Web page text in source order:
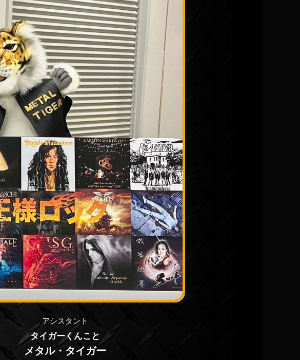
4月1日更新
月11日更新
月26日更新
月16日更新
月31日更新
月19日更新
月12日更新
月7日更新
月22日更新
月20日更新
月13日更新
アシスタント
タイガーくんこと
メタル・タイガー